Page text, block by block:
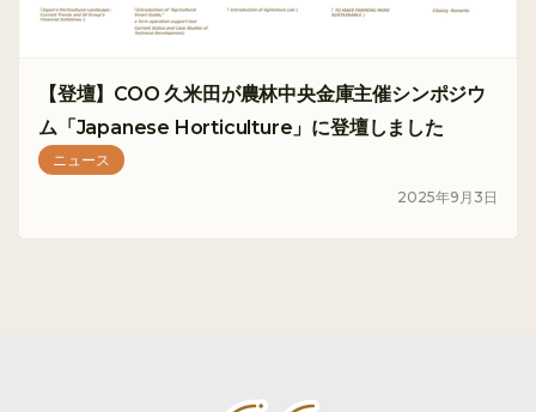
【登壇】COO 久米田が農林中央金庫主催シンポジウ
ム「Japanese Horticulture」に登壇しました
ニュース
2025年9 月 3 日